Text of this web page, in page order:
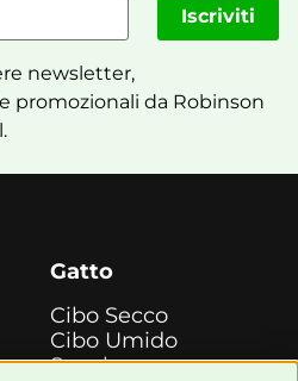
newsletter,
promozionali da Robinson
Iscriviti
Gatto
Cibo Secco
Cibo Umido
Snack e